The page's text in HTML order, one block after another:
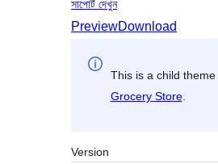
সাপোর্ট দেখুন
PreviewDownload
This is a child theme
Grocery Store.
Version